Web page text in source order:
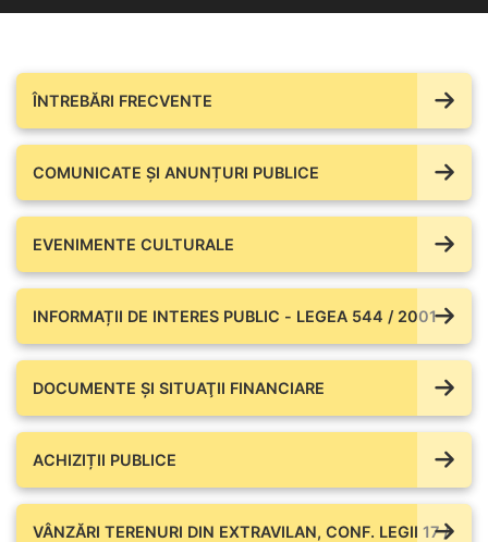
ÎNTREBĂRI FRECVENTE
COMUNICATE ŞI ANUNȚURI PUBLICE
EVENIMENTE CULTURALE
INFORMAȚII DE INTERES PUBLIC - LEGEA 544 / 2001
DOCUMENTE ŞI SITUAŢII FINANCIARE
ACHIZIȚII PUBLICE
VÂNZĂRI TERENURI DIN EXTRAVILAN, CONF. LEGII 17 /